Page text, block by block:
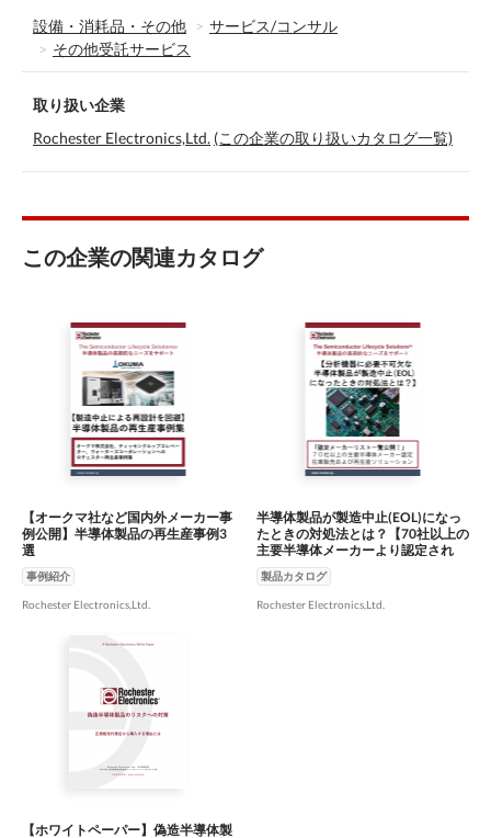
設備・消耗品・その他
サービス/コンサル
その他受託サービス
取り扱い企業
Rochester Electronics,Ltd. (この企業の取り扱いカタログ一覧)
この企業の関連カタログ
【オークマ社など国内外メーカー事
例公開】半導体製品の再生産事例3
選
事例紹介
Rochester Electronics,Ltd.
半導体製品が製造中止(EOL)になっ
たときの対処法とは？【70社以上の
主要半導体メーカーより認定され
た、半導体製品を継続供給する業界
最大手の正規販売代理店及び製造メ
ーカー】
製品カタログ
Rochester Electronics,Ltd.
【ホワイトペーパー】偽造半導体製